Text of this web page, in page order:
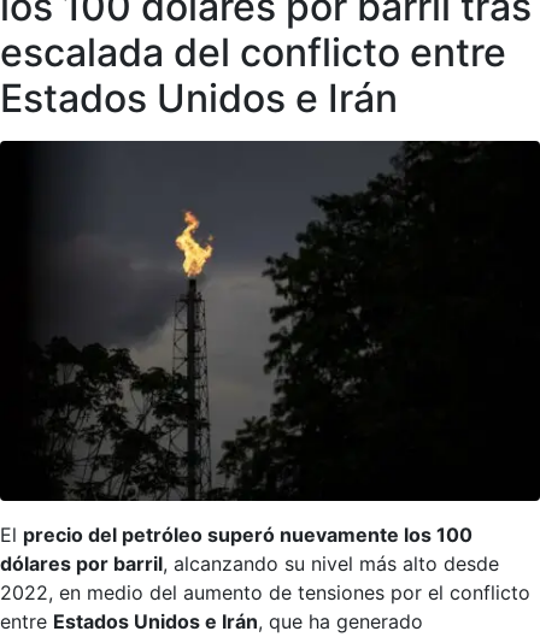
escalada del conflicto entre
Estados Unidos e Irán
El precio del petróleo superó nuevamente los 100
dólares por barril, alcanzando su nivel más alto desde
2022, en medio del aumento de tensiones por el conflicto
entre Estados Unidos e Irán, que ha generado